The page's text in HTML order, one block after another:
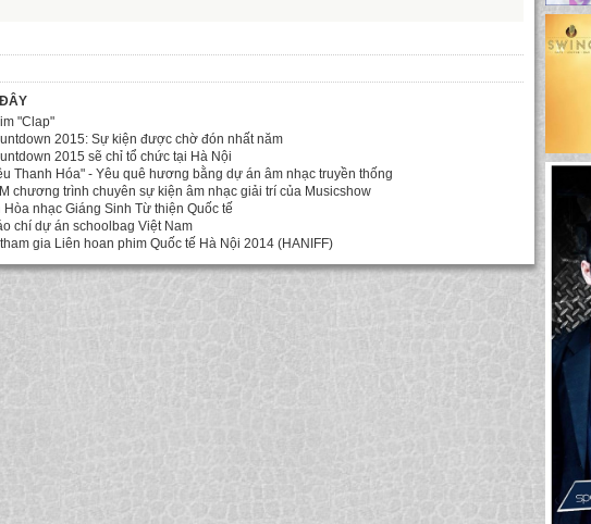
"Clap"
2015: Sự kiện được chờ đón nhất năm
2015 sẽ chỉ tổ chức tại Hà Nội
Thanh Hóa" - Yêu quê hương bằng dự án âm nhạc truyền thống
chương trình chuyên sự kiện âm nhạc giải trí của Musicshow
nhạc Giáng Sinh Từ thiện Quốc tế
chí dự án schoolbag Việt Nam
gia Liên hoan phim Quốc tế Hà Nội 2014 (HANIFF)